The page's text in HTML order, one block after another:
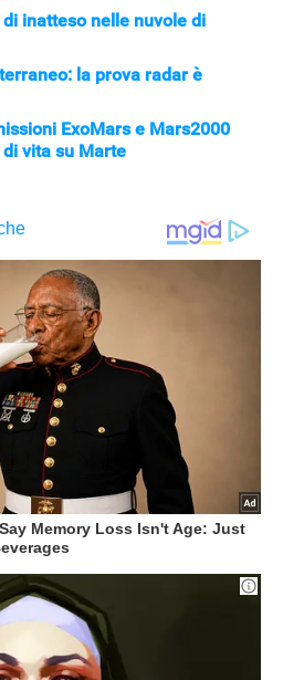
inatteso nelle nuvole di
la prova radar è
ExoMars e Mars2000
vita su Marte